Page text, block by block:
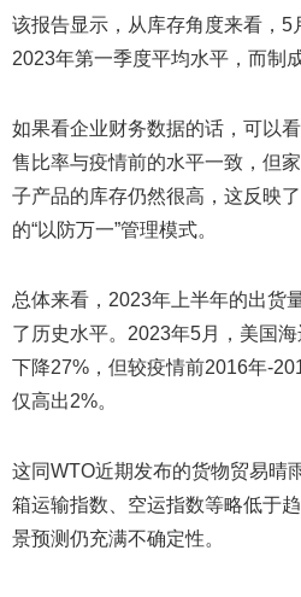
该报告显示，从库存角度来看，
2023年第一季度平均水平，而制
如果看企业财务数据的话，可以
售比率与疫情前的水平一致，但
子产品的库存仍然很高，这反映
的“以防万一”管理模式。
总体来看，2023年上半年的出货
了历史水平。2023年5月，美国
下降27%，但较疫情前2016年-
仅高出2%。
这同WTO近期发布的货物贸易晴
箱运输指数、空运指数等略低于
景预测仍充满不确定性。